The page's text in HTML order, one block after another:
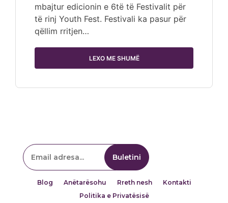
mbajtur edicionin e 6të të Festivalit për
të rinj Youth Fest. Festivali ka pasur për
qëllim rritjen…
LEXO ME SHUMË
Blog Anëtarësohu Rreth nesh
Kontakti
Politika e Privatësisë